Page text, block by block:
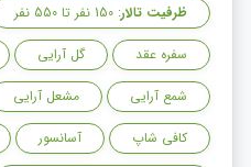
ظرفیت تالار: 150 نفر تا 550 نفر
سفره عقد
گل آرایی
شمع آرایی
مشعل آرایی
کافی شاپ
آسانسور